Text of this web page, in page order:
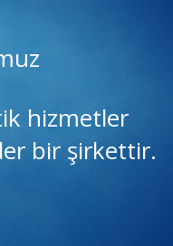
hizmetler
bir şirkettir.